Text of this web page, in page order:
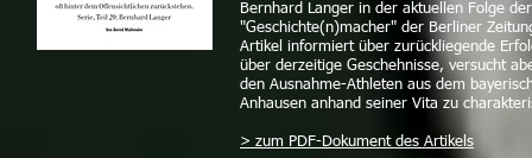
Bernhard Langer in der aktuellen Folge der
"Geschichte(n)macher" der Berliner
Artikel informiert über zurückliegende
über derzeitige Geschehnisse, versucht
den Ausnahme-Athleten aus dem
Anhausen anhand seiner Vita zu
> zum PDF-Dokument des Artikels